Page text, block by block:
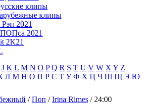
клипы
клипы
2021
ПОПса 2021
2K21
J K L M N O P Q R S T U V W X Y Z
Л М Н О П Р С Т У Ф Х Ц Ч Ш Щ Э Ю
/Поп /Irina Rimes / 24:00